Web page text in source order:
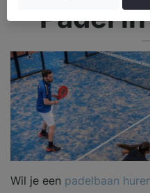
Padel
Wil je een padelbaan